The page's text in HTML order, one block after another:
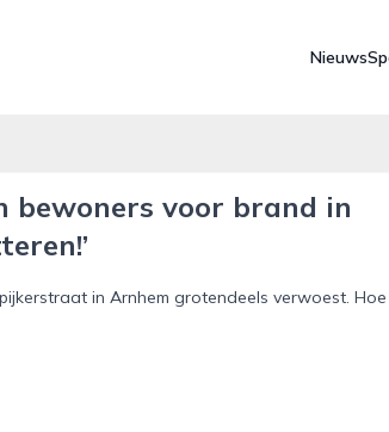
Nieuws
bewoners voor brand in
in Arnhem grotendeels verwoest.